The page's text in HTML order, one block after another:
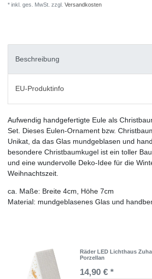
* inkl. ges. MwSt. zzgl. Versandkosten
Beschreibung
EU-Produktinfo
Aufwendig handgefertigte Eule als
Set. Dieses Eulen-Ornament bzw.
Unikat, da das Glas mundgeblasen und
besondere Christbaumkugel ist ein toller
und eine wundervolle Deko-Idee für die
Weihnachtszeit.
ca. Maße: Breite 4cm, Höhe 7cm
Material: mundgeblasenes Glas und
Räder LED Lichthaus
Porzellan
14,90 € *